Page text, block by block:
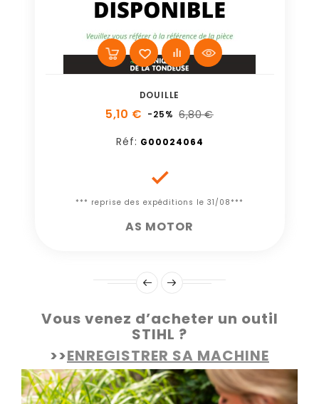
DOUILLE
5,10 € -25% 6,80 €
Réf: G00024064

*** reprise des expéditions le 31/08***
AS MOTOR
Vous venez d’acheter un outil
STIHL ?
>>ENREGISTRER SA MACHINE